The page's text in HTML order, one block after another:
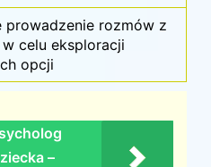
prowadzenie rozmów z
celu eksploracji
opcji
–